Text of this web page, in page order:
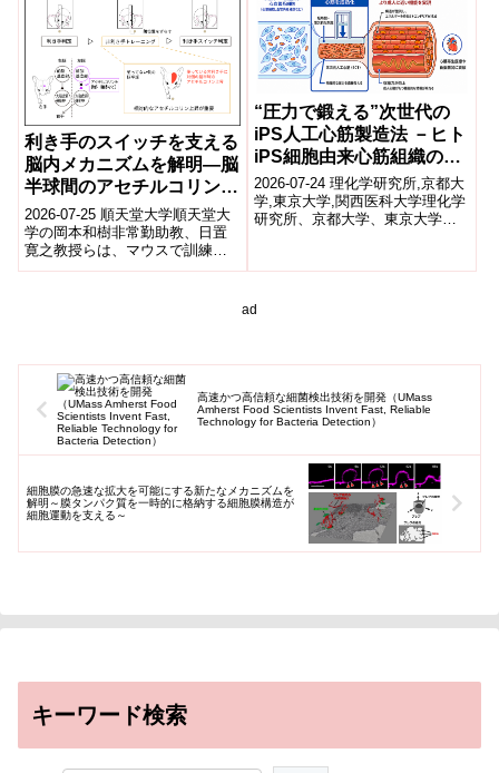
利き手のスイッチを支える
脳内メカニズムを解明―脳
半球間のアセチルコリンバ
ランスが利き手のスイッチ
を制御―
2026-07-25 順天堂大学順天堂大
学の岡本和樹非常勤助教、日置
寛之教授らは、マウスで訓練に
より利き手（利き前肢）を長期
“圧力で鍛える”次世代の
iPS人工心筋製造法 －ヒト
iPS細胞由来心筋組織の成
熟過程を効率化する新技術
－
2026-07-24 理化学研究所,京都大
学,東京大学,関西医科大学理化学
研究所、京都大学、東京大学、
ad
高速かつ高信頼な細菌検出技術を開発（UMass
Amherst Food Scientists Invent Fast, Reliable
Technology for Bacteria Detection）
細胞膜の急速な拡大を可能にする新たなメカニズムを
解明～膜タンパク質を一時的に格納する細胞膜構造が
細胞運動を支える～
キーワード検索